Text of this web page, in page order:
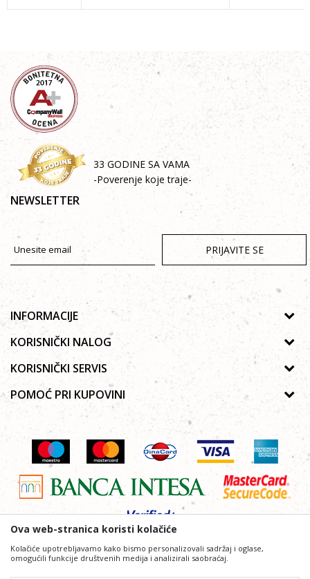
33 GODINE SA VAMA
-Poverenje koje traje-
NEWSLETTER
PRIJAVITE SE
INFORMACIJE
O nama
Galerija
Saradnja
KORISNIČKI NALOG
Uputsvo za registraciju
Zaboravljena lozinka
Moja korpa
KORISNIČKI SERVIS
Politika privatnosti
Autorska prava
Uslovi korišćenja
Uslovi isporuke
Reklamacije
Povraćaj sredstava
POMOĆ PRI KUPOVINI
Kako kupiti Online
Poručivanje telefonom ili e-mailom
Najčešća pitanja
Nastojimo da budemo što precizniji i profesionalniji u opisu proizvoda, prikazu slika i samih
Ova web-stranica koristi kolačiće
Kolačiće upotrebljavamo kako bismo personalizovali sadržaj i oglase,
omogućili funkcije društvenih medija i analizirali saobraćaj.